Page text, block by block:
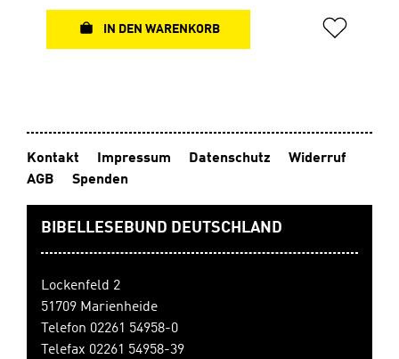
fassen? Ein Hör-Adventskalender in 24
AbschnittenBonus: Die Weihnachtsgeschichte aus
IN DEN WARENKORB
Kontakt Impressum Datenschutz
Widerruf
AGB
Spenden
BIBELLESEBUND DEUTSCHLAND
Lockenfeld 2
51709 Marienheide
Telefon 02261 54958-0
Telefax 02261 54958-39